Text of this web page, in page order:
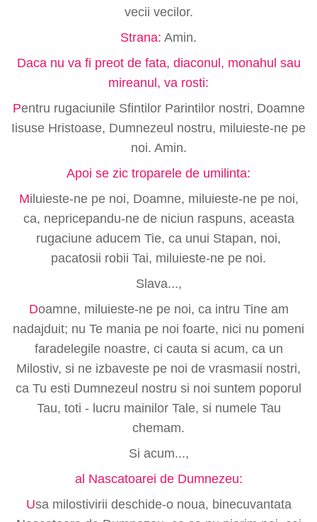
vecii vecilor.
Strana: Amin.
Daca nu va fi preot de fata, diaconul, monahul sau
mireanul, va rosti:
Pentru rugaciunile Sfintilor Parintilor nostri, Doamne
Iisuse Hristoase, Dumnezeul nostru, miluieste-ne pe
noi. Amin.
Apoi se zic troparele de umilinta:
Miluieste-ne pe noi, Doamne, miluieste-ne pe noi,
ca, nepricepandu-ne de niciun raspuns, aceasta
rugaciune aducem Tie, ca unui Stapan, noi,
pacatosii robii Tai, miluieste-ne pe noi.
Slava...,
Doamne, miluieste-ne pe noi, ca intru Tine am
nadajduit; nu Te mania pe noi foarte, nici nu pomeni
faradelegile noastre, ci cauta si acum, ca un
Milostiv, si ne izbaveste pe noi de vrasmasii nostri,
ca Tu esti Dumnezeul nostru si noi suntem poporul
Tau, toti - lucru mainilor Tale, si numele Tau
chemam.
Si acum...,
al Nascatoarei de Dumnezeu:
Usa milostivirii deschide-o noua, binecuvantata